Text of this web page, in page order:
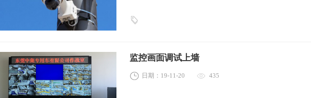
监控画面调试上墙
日期：19-11-20 435